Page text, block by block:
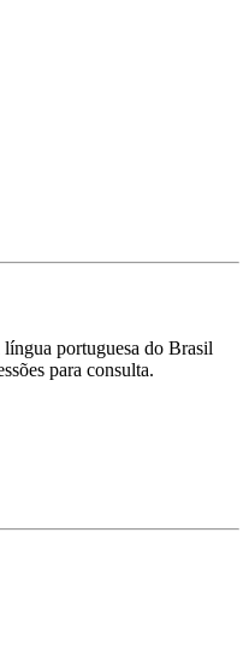
portuguesa do Brasil
para consulta.